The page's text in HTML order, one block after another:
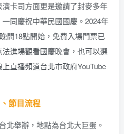
卡司方面更是邀請了封麥多年
同慶祝中華民國國慶。2024年
間18點開始，免費入場門票已
進場觀看國慶晚會，也可以選
直播頻道台北市政府YouTube
節目流程
北舉辦，地點為台北大巨蛋。